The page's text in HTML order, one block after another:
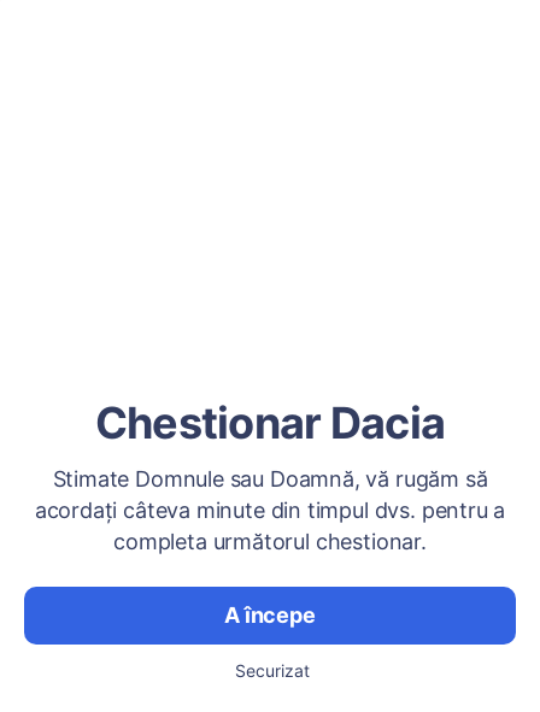
Chestionar Dacia
Stimate Domnule sau Doamnă, vă rugăm să
acordați câteva minute din timpul dvs. pentru a
completa următorul chestionar.
A începe
Securizat